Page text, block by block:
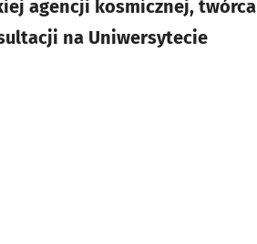
agencji kosmicznej, twórca
na Uniwersytecie